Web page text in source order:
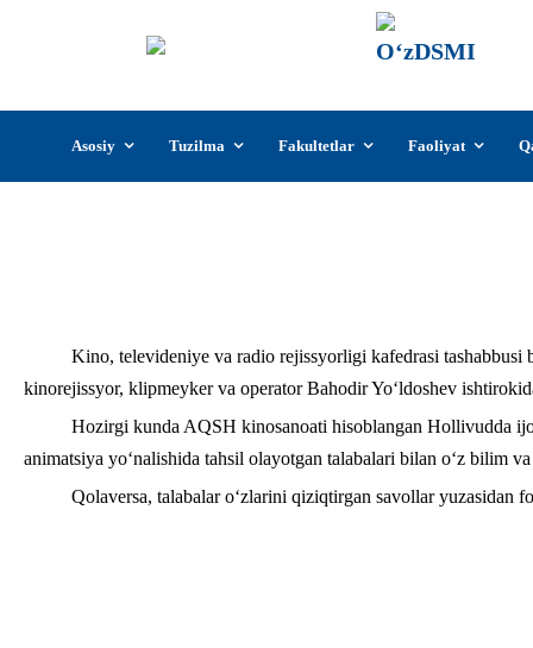
content
Asosiy Tuzilma Fakultetlar Faoliyat
Kino, televideniye va radio rejissyorligi kafedrasi tashabbusi
kinorejissyor, klipmeyker va operator Bahodir Yo‘ldoshev
Hozirgi kunda AQSH kinosanoati hisoblangan Hollivudda
animatsiya yo‘nalishida tahsil olayotgan talabalari bilan o‘z bilim
Qolaversa, talabalar o‘zlarini qiziqtirgan savollar yuzasidan